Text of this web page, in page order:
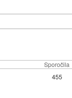
Sporočila
455